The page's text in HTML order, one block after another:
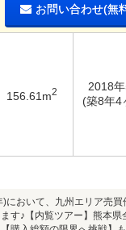
お問い合わせ(無
156.61m2
2018年
(築8年4
において、九州エリア売買
す♪【内覧ツアー】熊本県